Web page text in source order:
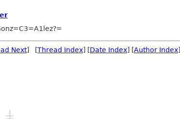
Next] [Thread Index] [Date Index] [Author Index]